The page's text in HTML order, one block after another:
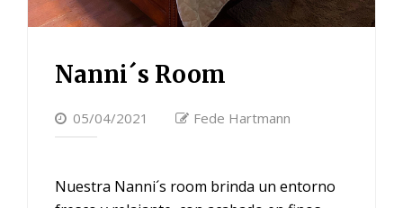
Nanni´s Room
05/04/2021 Fede Hartmann
Nuestra Nanni´s room brinda un entorno